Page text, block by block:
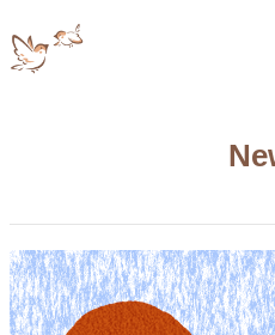
容
を